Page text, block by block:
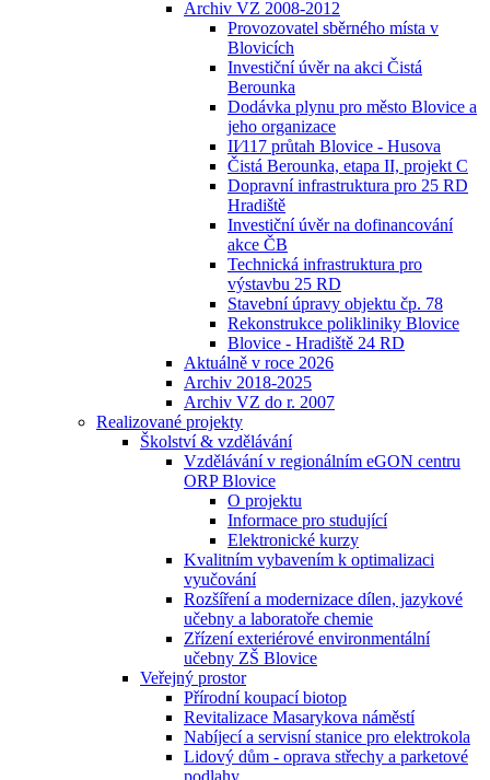
Archiv VZ 2008-2012
Provozovatel sběrného místa v
Blovicích
Investiční úvěr na akci Čistá
Berounka
Dodávka plynu pro město Blovice a
jeho organizace
II⁄117 průtah Blovice - Husova
Čistá Berounka, etapa II, projekt C
Dopravní infrastruktura pro 25 RD
Hradiště
Investiční úvěr na dofinancování
akce ČB
Technická infrastruktura pro
výstavbu 25 RD
Stavební úpravy objektu čp. 78
Rekonstrukce polikliniky Blovice
Blovice - Hradiště 24 RD
Aktuálně v roce 2026
Archiv 2018-2025
Archiv VZ do r. 2007
Realizované projekty
Školství & vzdělávání
Vzdělávání v regionálním eGON centru
ORP Blovice
O projektu
Informace pro studující
Elektronické kurzy
Kvalitním vybavením k optimalizaci
vyučování
Rozšíření a modernizace dílen, jazykové
učebny a laboratoře chemie
Zřízení exteriérové environmentální
učebny ZŠ Blovice
Veřejný prostor
Přírodní koupací biotop
Revitalizace Masarykova náměstí
Nabíjecí a servisní stanice pro elektrokola
Lidový dům - oprava střechy a parketové
podlahy